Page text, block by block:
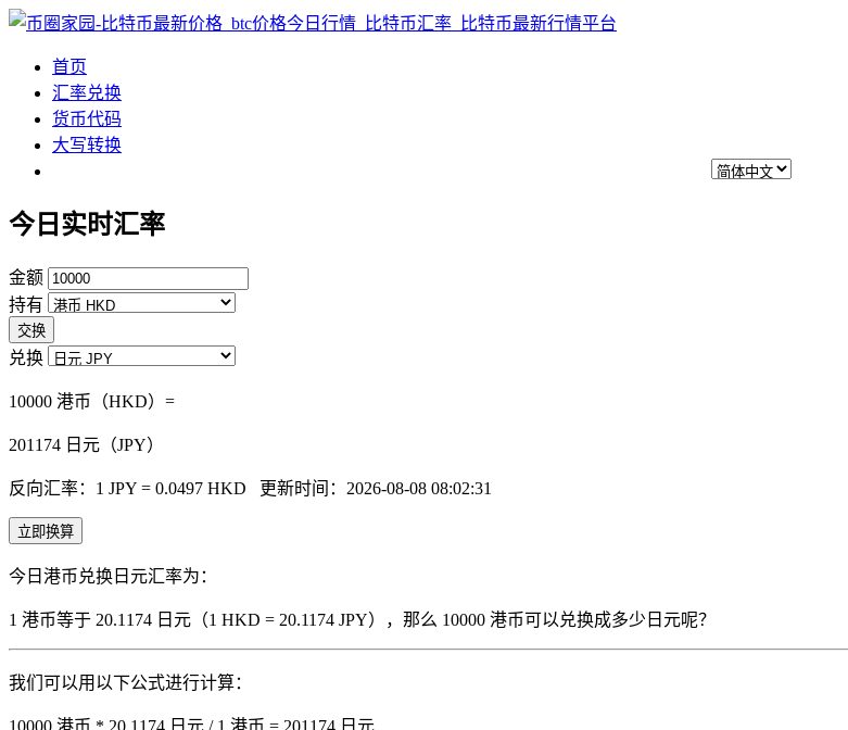
首页
汇率兑换
货币代码
大写转换
今日实时汇率
金额
持有
交换
兑换
10000 港币（HKD）=
201174 日元（JPY）
反向汇率：1 JPY = 0.0497 HKD 更新时间：2026-08-08 08:02:31
立即换算
今日港币兑换日元汇率为：
1 港币等于 20.1174 日元（1 HKD = 20.1174 JPY），那么 10000 港币可以兑换成多少日元呢？
我们可以用以下公式进行计算：
10000 港币 * 20.1174 日元 / 1 港币 = 201174 日元